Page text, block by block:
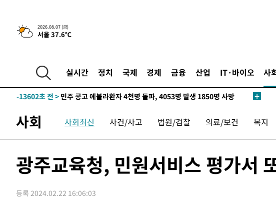
2026.08.07 (금)
서울 37.6℃
실시간 정치 국제 경제 금융 산업 IT·바이오 사
-28293초 전 >[속보]규제합리화위원회 부위원장에 김태유 서울대 공대 교수…이
병태 후임
-24651초 전 > [속보]국힘 윤리위, '돌려차기 발언' 진종오·서범수 징계 절차 개시
25.3%↑
-17136초 전 >
[속보]'채상병 순직 책임' 임성근, 항소심도 징역 3년
-17002초 전 >
-13602초 전 > 민주 콩고 에볼라환자 4천명 돌파, 4053명 발생 1850명 사망
-12046초 전 >
"미 전국적 살모네라 식중독 원인은 멕시코산 할라피뇨"-- CDC
-10559초 전 >[속보]경찰·노동부, HL만도 평택사업장 끼임 사망 관련 압수수색
압수수색
-10195초 전 >[속보]원·달러 환율, 오전 9시 1423.8원
-9977초 전 >[속보]코스닥, 5.95포인트(0.74%) 상승한 807.62개장
사회 사회최신 사건/사고 법원/검찰 의료/보건 복지
광주교육청, 민원서비스 평가서
등록 2024.02.22 16:06:03